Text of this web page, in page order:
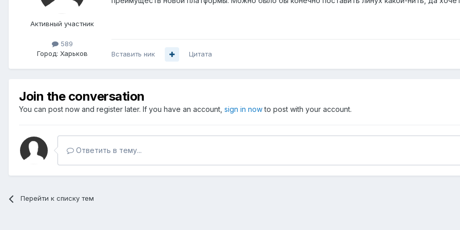
Активный участник
589
Город: Харьков Вставить ник Цитата
Join the conversation
You can post now and register later. If you have an account, sign in nowto post with your account.
Ответить в тему...
Перейти к списку тем